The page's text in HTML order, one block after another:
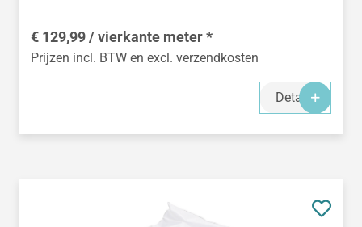
€ 129,99 / vierkante meter *
Prijzen incl. BTW en excl. verzendkosten
Details